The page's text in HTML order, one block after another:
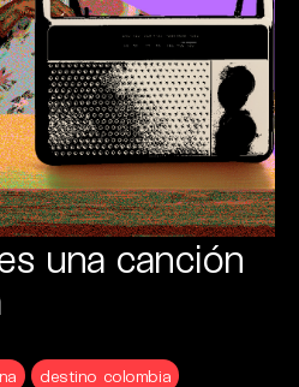
una canción
destino colombia